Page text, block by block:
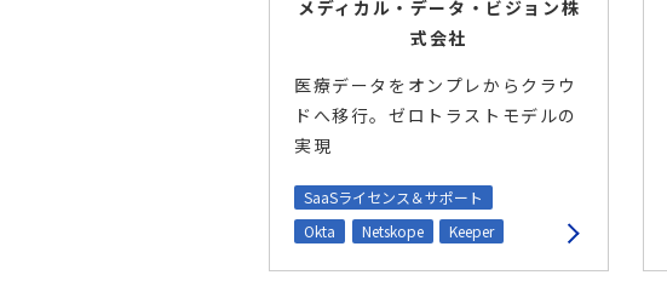
メディカル・データ・ビジョン株
式会社
医療データをオンプレからクラウ
ドへ移行。ゼロトラストモデルの
実現
SaaSライセンス＆サポート
Okta
Netskope Keeper